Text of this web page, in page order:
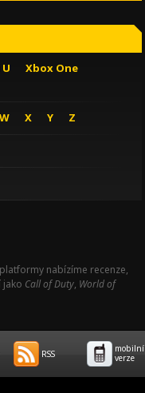
Xbox One
W X Y Z
platformy nabízíme recenze,
jako Call of Duty, World of
RSS
mobilní
verze